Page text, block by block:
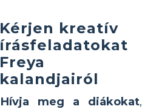
Kérjen kreatív
írásfeladatokat
Freya
kalandjairól
Hívja meg a diákokat,